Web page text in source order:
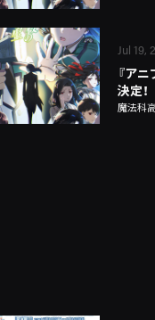
Jul 19,
『ア
決定！
魔法科